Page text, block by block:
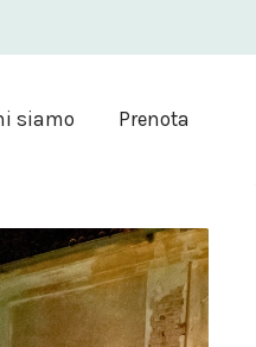
siamo Prenota